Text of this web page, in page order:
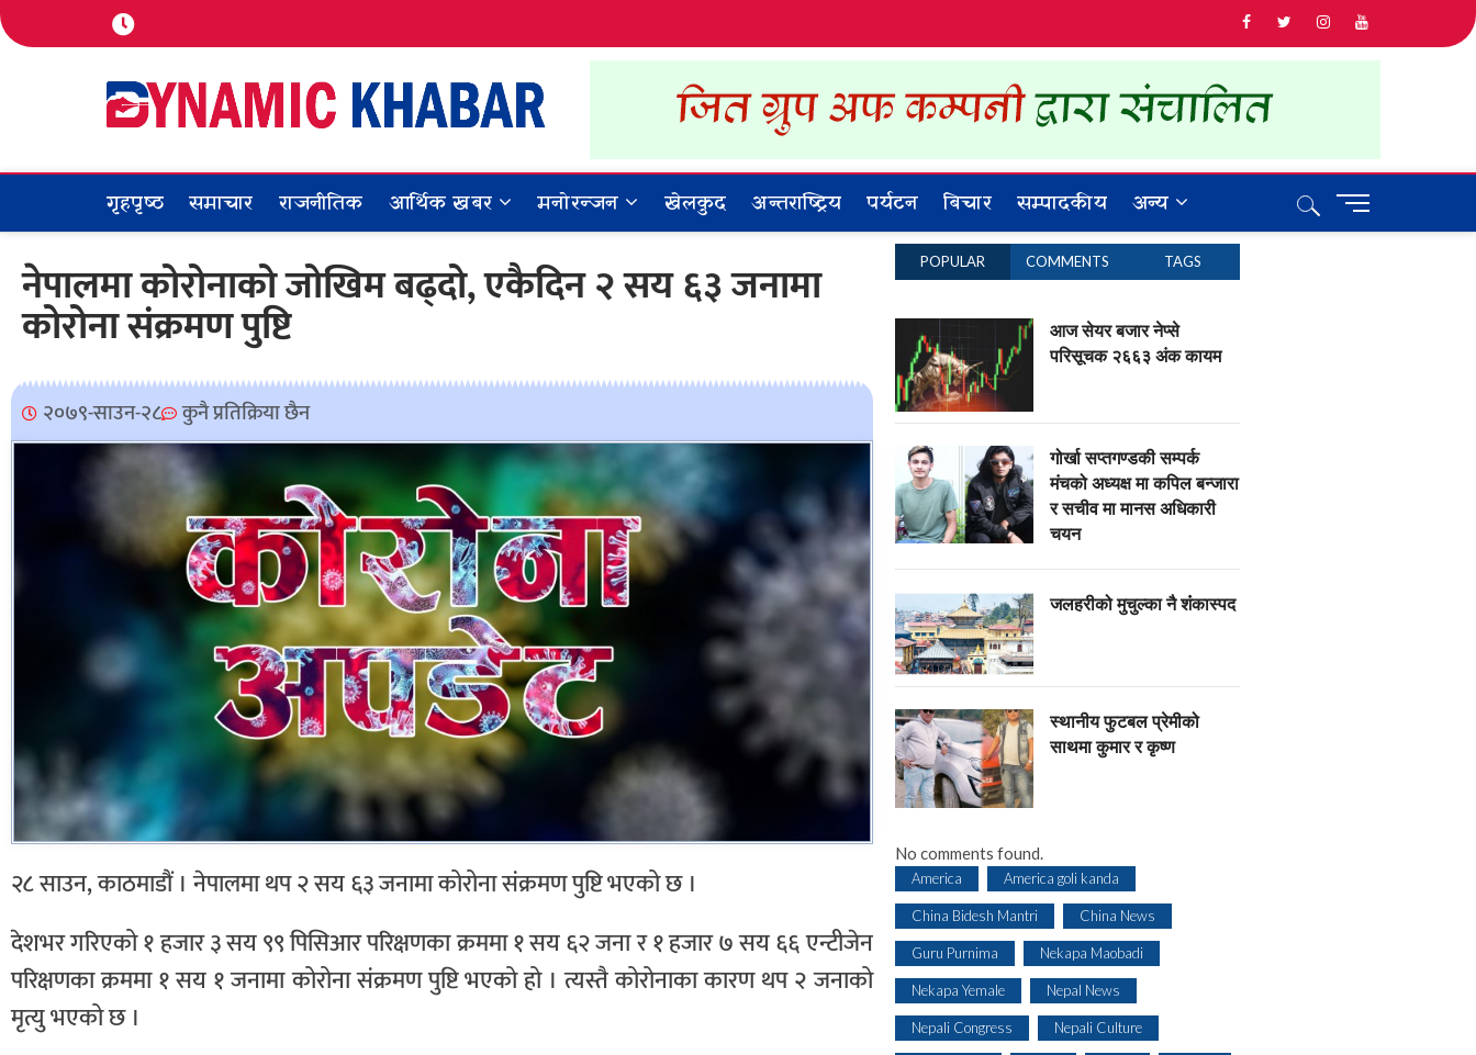
Dynamic Khabar
ALL NEWS IN NEPAL
गृहपृष्ठ समाचार राजनीतिक आर्थिक खबर मनोरन्जन खेलकुद अन्तराष्ट्रिय पर्यटन बिचार सम्पादकीय अन्य
M
नेपालमा कोरोनाको जोखिम बढ्दो, एकैदिन २ सय ६३ जनामा
कोरोना संक्रमण पुष्टि
२०७९-साउन-२८ कुनै प्रतिक्रिया छैन
२८ साउन, काठमाडौं । नेपालमा थप २ सय ६३ जनामा कोरोना संक्रमण पुष्टि भएको छ ।
देशभर गरिएको १ हजार ३ सय ९९ पिसिआर परिक्षणका क्रममा १ सय ६२ जना र १ हजार ७ सय ६६ एन्टीजेन
परिक्षणका क्रममा १ सय १ जनामा कोरोना संक्रमण पुष्टि भएको हो । त्यस्तै कोरोनाका कारण थप २ जनाको
मृत्यु भएको छ ।
POPULAR COMMENTS TAGS
आज सेयर बजार नेप्से
परिसूचक २६६३ अंक कायम
गोर्खा सप्तगण्डकी सम्पर्क
मंचको अध्यक्ष मा कपिल बन्जारा
र सचीव मा मानस अधिकारी
चयन
जलहरीको मुचुल्का नै शंंकास्पद
स्थानीय फुटबल प्रेमीको
साथमा कुमार र कृष्ण
No comments found.
America America goli kanda
China Bidesh Mantri China News
Guru Purnima Nekapa Maobadi
Nekapa Yemale Nepal News
Nepali Congress Nepali Culture